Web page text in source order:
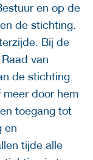
en op de
de stichting.
Bij de
van
de stichting.
meer door hem
toegang tot
en
tijde alle